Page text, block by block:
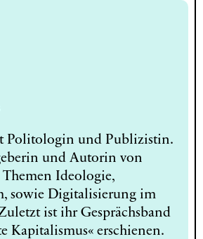
Politologin und Publizistin.
und Autorin von
Ideologie,
sowie Digitalisierung im
ist ihr Gesprächsband
Kapitalismus« erschienen.